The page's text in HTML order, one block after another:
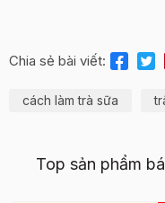
Chia sẻ bài viết:
cách làm trà sữa
Top sản phẩm